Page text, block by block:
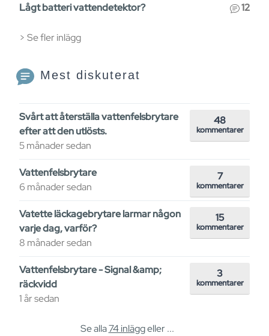
Lågt batteri vattendetektor? 12
Se fler inlägg
Mest diskuterat
Svårt att återställa vattenfelsbrytare
efter att den utlösts.
5 månader sedan
48
kommentarer
Vattenfelsbrytare
6 månader sedan
7
kommentarer
Vatette läckagebrytare larmar någon
varje dag, varför?
8 månader sedan
15
kommentarer
Vattenfelsbrytare - Signal &amp;
räckvidd
1 år sedan
3
kommentarer
Se alla74 inläggeller ...